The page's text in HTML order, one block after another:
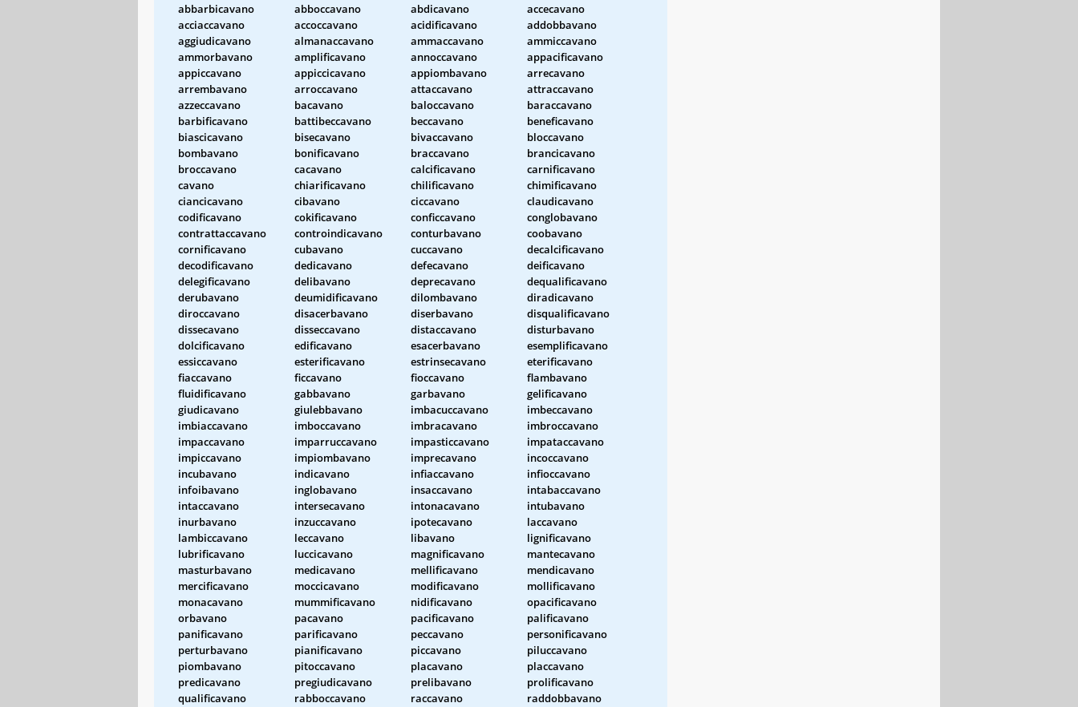
abbarbicavano abboccavano abdicavano
accecavano
acciaccavano
accoccavano acidificavano
addobbavano
aggiudicavano
almanaccavano ammaccavano
ammiccavano
ammorbavano
amplificavano annoccavano
appacificavano
appiccavano
appiccicavano appiombavano
arrecavano
arrembavano
arroccavano attaccavano
attraccavano
azzeccavano
bacavano baloccavano
baraccavano
barbificavano
battibeccavano beccavano
beneficavano
biascicavano
bisecavano bivaccavano
bloccavano
bombavano
bonificavano braccavano
brancicavano
broccavano
cacavano calcificavano
carnificavano
cavano
chiarificavano chilificavano
chimificavano
ciancicavano
cibavano ciccavano
claudicavano
codificavano
cokificavano conficcavano
conglobavano
contrattaccavano
controindicavano conturbavano
coobavano
cornificavano
cubavano cuccavano
decalcificavano
decodificavano
dedicavano defecavano
deificavano
delegificavano
delibavano deprecavano
dequalificavano
derubavano
deumidificavano dilombavano
diradicavano
diroccavano
disacerbavano diserbavano
disqualificavano
dissecavano
disseccavano distaccavano
disturbavano
dolcificavano
edificavano esacerbavano
esemplificavano
essiccavano
esterificavano estrinsecavano
eterificavano
fiaccavano
ficcavano fioccavano
flambavano
fluidificavano
gabbavano garbavano
gelificavano
giudicavano
giulebbavano imbacuccavano
imbeccavano
imbiaccavano
imboccavano imbracavano
imbroccavano
impaccavano
imparruccavano impasticcavano
impataccavano
impiccavano
impiombavano imprecavano
incoccavano
incubavano
indicavano infiaccavano
infioccavano
infoibavano
inglobavano insaccavano
intabaccavano
intaccavano
intersecavano intonacavano
intubavano
inurbavano
inzuccavano ipotecavano
laccavano
lambiccavano
leccavano libavano
lignificavano
lubrificavano
luccicavano magnificavano
mantecavano
masturbavano
medicavano mellificavano
mendicavano
mercificavano
moccicavano modificavano
mollificavano
monacavano
mummificavano nidificavano
opacificavano
orbavano
pacavano pacificavano
palificavano
panificavano
parificavano peccavano
personificavano
perturbavano
pianificavano piccavano
piluccavano
piombavano
pitoccavano placavano
placcavano
predicavano
pregiudicavano prelibavano
prolificavano
qualificavano
rabboccavano raccavano
raddobbavano